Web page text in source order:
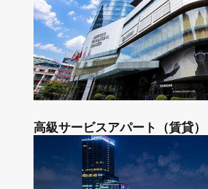
高級サービスアパート（賃貸）